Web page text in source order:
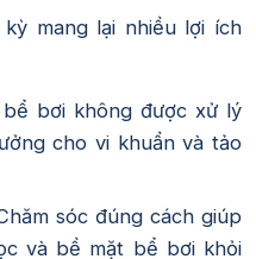
mang lại nhiều lợi ích
bể bơi không được xử lý
cho vi khuẩn và tảo
sóc đúng cách giúp
và bề mặt bể bơi khỏi